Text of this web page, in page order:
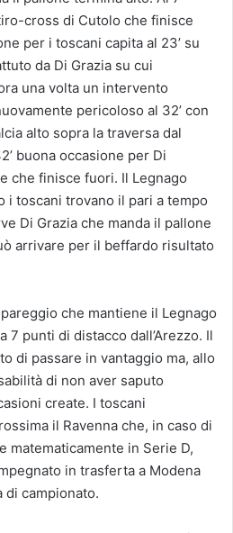
cross di Cutolo che finisce
per i toscani capita al 23’ su
da Di Grazia su cui
una volta un intervento
pericoloso al 32’ con
alto sopra la traversa dal
buona occasione per Di
che finisce fuori. Il Legnago
i toscani trovano il pari a tempo
Di Grazia che manda il pallone
arrivare per il beffardo risultato
che mantiene il Legnago
7 punti di distacco dall’Arezzo. Il
di passare in vantaggio ma, allo
di non aver saputo
create. I toscani
il Ravenna che, in caso di
matematicamente in Serie D,
in trasferta a Modena
di campionato.